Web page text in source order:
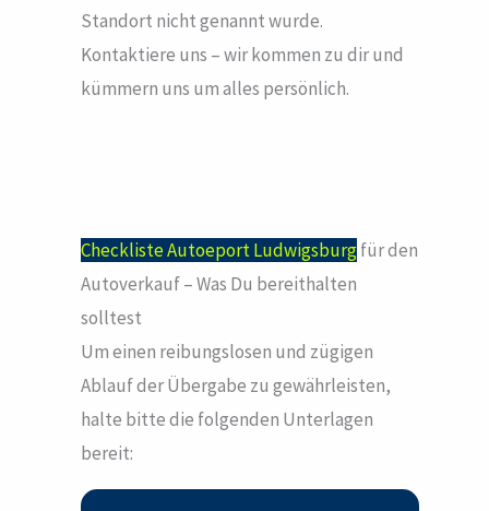
Standort nicht genannt wurde.
Kontaktiere uns – wir kommen zu dir und
kümmern uns um alles persönlich.
Checkliste Autoeport Ludwigsburgfür den
Autoverkauf – Was Du bereithalten
solltest
Um einen reibungslosen und zügigen
Ablauf der Übergabe zu gewährleisten,
halte bitte die folgenden Unterlagen
bereit: